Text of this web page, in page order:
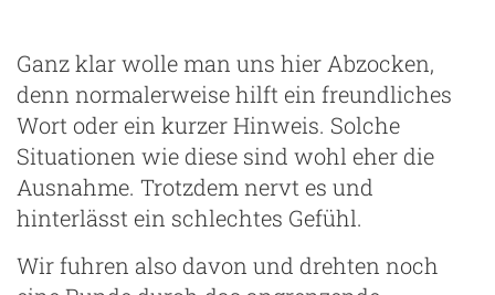
Ganz klar wolle man uns hier Abzocken,
denn normalerweise hilft ein freundliches
Wort oder ein kurzer Hinweis. Solche
Situationen wie diese sind wohl eher die
Ausnahme. Trotzdem nervt es und
hinterlässt ein schlechtes Gefühl.
Wir fuhren also davon und drehten noch